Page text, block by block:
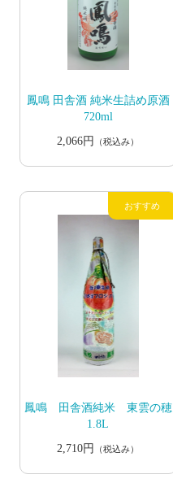
鳳鳴 田舎酒 純米生詰め原酒
720ml
2,066円
（税込み）
鳳鳴 田舎酒純米 東雲の穂
1.8L
2,710円
（税込み）